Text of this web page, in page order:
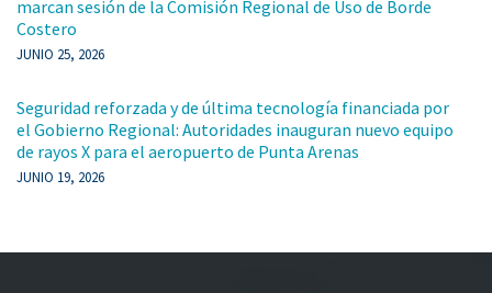
marcan sesión de la Comisión Regional de Uso de Borde
Costero
JUNIO 25, 2026
Seguridad reforzada y de última tecnología financiada por
el Gobierno Regional: Autoridades inauguran nuevo equipo
de rayos X para el aeropuerto de Punta Arenas
JUNIO 19, 2026